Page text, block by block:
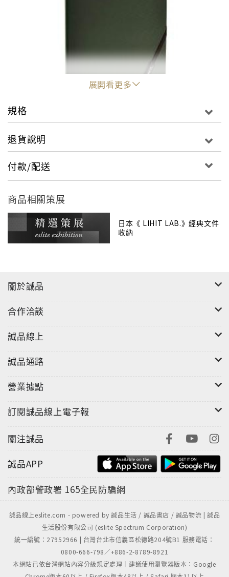
"
展開看更多
規格
退貨說明
付款/配送
商品相關策展
日本《 LIHIT LAB.》經典文件
收納
關於誠品
合作洽談
誠品線上
誠品通路
營業據點
訂閱誠品線上電子報
關注誠品
誠品APP
內政部警政署 165全民防騙網
誠品線上eslite.com - powered by 誠品生活 / 誠品書店 / 誠品物流 | 誠品
生活股份有限公司 (eslite Spectrum Corporation)
統一編號：27952966 | 台灣台北市信義區松德路204號B1 服務電話：
0800-666-798／+886-2-8789-8921
本網站已依台灣網站內容分級規定處理｜建議使用瀏覽器版本：Google